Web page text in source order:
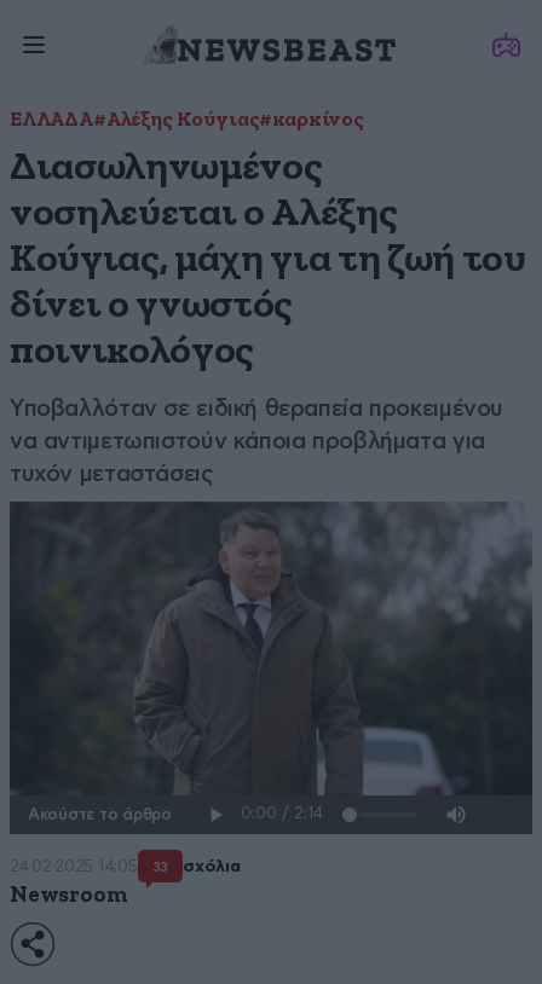
ΕΛΛΑΔΑ#Αλέξης Κούγιας#καρκίνος
Διασωληνωμένος
νοσηλεύεται ο Αλέξης
Κούγιας, μάχη για τη ζωή του
δίνει ο γνωστός
ποινικολόγος
Υποβαλλόταν σε ειδική θεραπεία προκειμένου
να αντιμετωπιστούν κάποια προβλήματα για
τυχόν μεταστάσεις
Ακούστε το άρθρο
24·02·2025 14:05 33 σχόλια
Newsroom